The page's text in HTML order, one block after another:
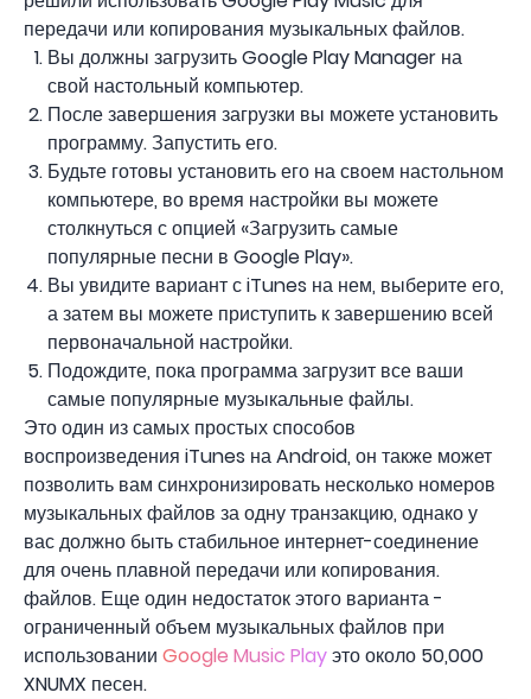
передачи или копирования музыкальных файлов.
Вы должны загрузить Google Play Manager на
свой настольный компьютер.
После завершения загрузки вы можете установить
программу. Запустить его.
Будьте готовы установить его на своем настольном
компьютере, во время настройки вы можете
столкнуться с опцией «Загрузить самые
популярные песни в Google Play».
Вы увидите вариант с iTunes на нем, выберите его,
а затем вы можете приступить к завершению всей
первоначальной настройки.
Подождите, пока программа загрузит все ваши
самые популярные музыкальные файлы.
Это один из самых простых способов
воспроизведения iTunes на Android, он также может
позволить вам синхронизировать несколько номеров
музыкальных файлов за одну транзакцию, однако у
вас должно быть стабильное интернет-соединение
для очень плавной передачи или копирования.
файлов. Еще один недостаток этого варианта -
ограниченный объем музыкальных файлов при
использовании Google Music Playэто около 50,000
XNUMX песен.